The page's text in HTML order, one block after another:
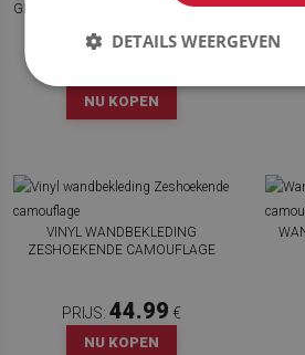
GEOMETRISCH VINTAGE PATROON
NU KOPEN
VINYL WANDBEKLEDING
ZESHOEKENDE CAMOUFLAGE
PRIJS: 44.99 €
NU KOPEN
DETAILS WEERGEVEN